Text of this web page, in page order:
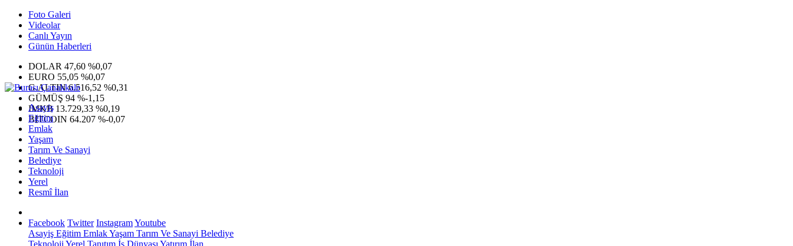
Foto Galeri
Videolar
Canlı Yayın
Günün Haberleri
DOLAR 47,60 %0,07
EURO 55,05 %0,07
G.ALTIN6.516,52 %0,31
GÜMÜŞ 94 %-1,15
IMKB 13.729,33 %0,19
BITCOIN 64.207 %-0,07
Asayiş
Eğitim
Emlak
Yaşam
Tarım Ve Sanayi
Belediye
Teknoloji
Yerel
Resmî İlan
Facebook Twitter InstagramYoutube
Asayiş Eğitim EmlakYaşam Tarım Ve Sanayi Belediye
Teknoloji Yerel Tanıtım İş Dünyası Yatırım İlan